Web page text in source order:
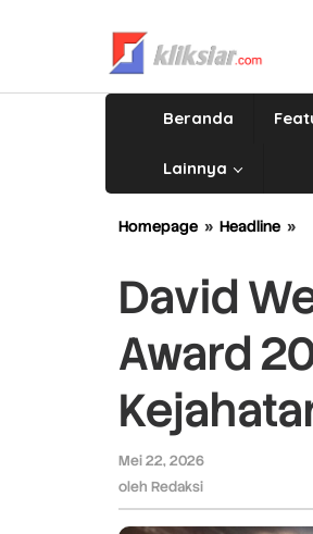
Beranda
Lainnya
Homepage » Headline »
David
Award
Mei 22, 2026
oleh Redaksi